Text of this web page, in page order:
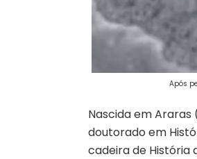
Após
Nascida em Araras
doutorado em
cadeira de História